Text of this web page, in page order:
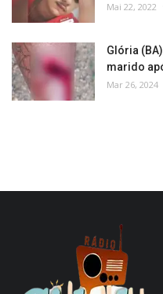
Mai 22, 2022
Glória
marido
Mar 26, 2024